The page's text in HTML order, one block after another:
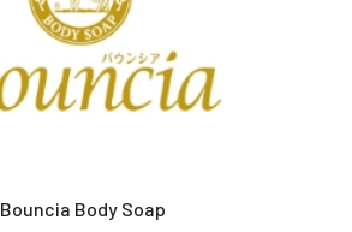
Bouncia Body Soap